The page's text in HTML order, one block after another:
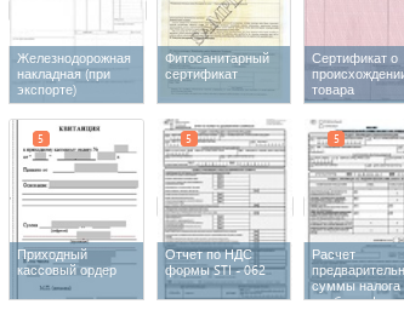
Железнодорожная
накладная (при
экспорте)
Фитосанитарный
сертификат
Сертификат о
товара
Приходный
кассовый ордер
5
Отчет по НДС
формы STI - 062
5
Расчет
суммы налога
прибыль
5